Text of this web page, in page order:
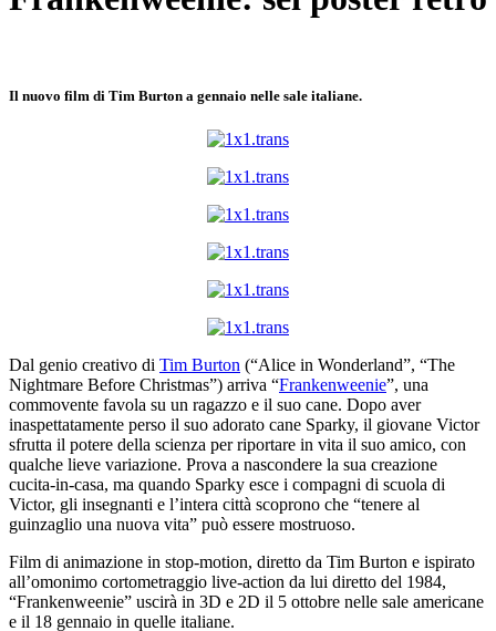
Il nuovo film di Tim Burton a gennaio nelle sale italiane.
Dal genio creativo di Tim Burton (“Alice in Wonderland”, “The
Nightmare Before Christmas”) arriva “Frankenweenie”, una
commovente favola su un ragazzo e il suo cane. Dopo aver
inaspettatamente perso il suo adorato cane Sparky, il giovane Victor
sfrutta il potere della scienza per riportare in vita il suo amico, con
qualche lieve variazione. Prova a nascondere la sua creazione
cucita-in-casa, ma quando Sparky esce i compagni di scuola di
Victor, gli insegnanti e l’intera città scoprono che “tenere al
guinzaglio una nuova vita” può essere mostruoso.
Film di animazione in stop-motion, diretto da Tim Burton e ispirato
all’omonimo cortometraggio live-action da lui diretto del 1984,
“Frankenweenie” uscirà in 3D e 2D il 5 ottobre nelle sale americane
e il 18 gennaio in quelle italiane.